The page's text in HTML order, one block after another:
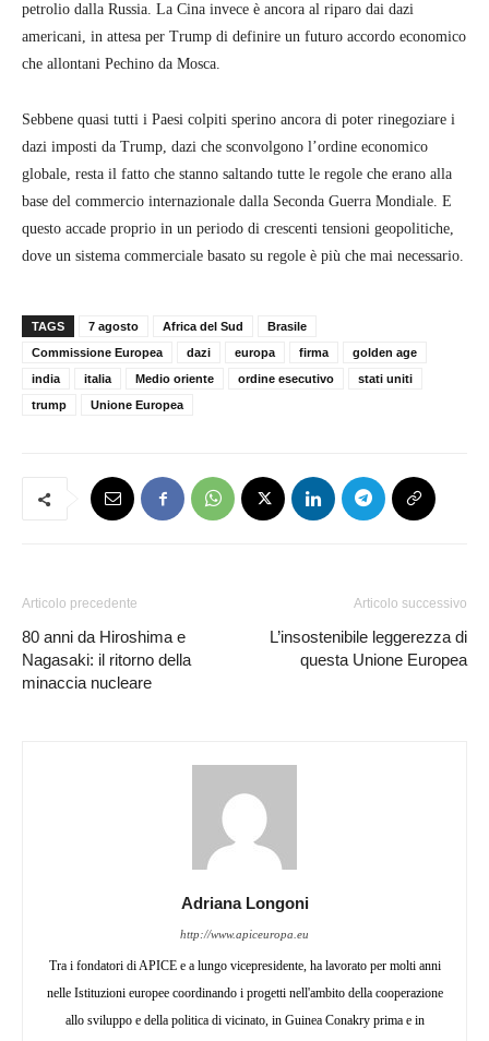
petrolio dalla Russia. La Cina invece è ancora al riparo dai dazi
americani, in attesa per Trump di definire un futuro accordo economico
che allontani Pechino da Mosca.
Sebbene quasi tutti i Paesi colpiti sperino ancora di poter rinegoziare i
dazi imposti da Trump, dazi che sconvolgono l’ordine economico
globale, resta il fatto che stanno saltando tutte le regole che erano alla
base del commercio internazionale dalla Seconda Guerra Mondiale. E
questo accade proprio in un periodo di crescenti tensioni geopolitiche,
dove un sistema commerciale basato su regole è più che mai necessario.
TAGS 7 agosto Africa del Sud
Brasile
Commissione Europea
dazi europa firma
golden age
india
italia Medio oriente ordine esecutivo
stati uniti
trump
Unione Europea
Articolo precedente
80 anni da Hiroshima e
Nagasaki: il ritorno della
minaccia nucleare
Articolo successivo
L’insostenibile leggerezza di
questa Unione Europea
Adriana Longoni
http://www.apiceuropa.eu
Tra i fondatori di APICE e a lungo vicepresidente, ha lavorato per molti anni
nelle Istituzioni europee coordinando i progetti nell'ambito della cooperazione
allo sviluppo e della politica di vicinato, in Guinea Conakry prima e in